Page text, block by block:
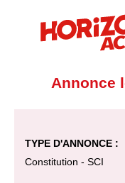
Annonce
TYPE D'ANNONCE :
Constitution - SCI